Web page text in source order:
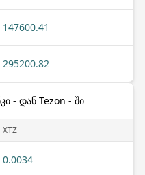
147600.41
295200.82
- დან Tezon - ში
XTZ
0.0034